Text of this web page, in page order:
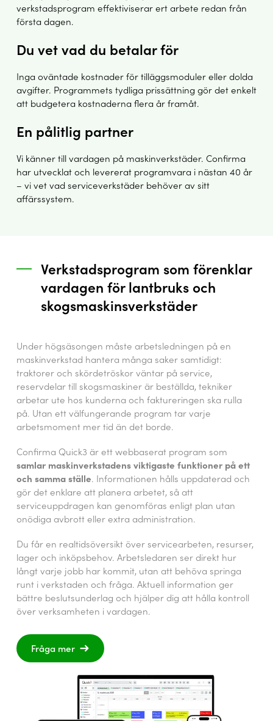
verkstadsprogram effektiviserar ert arbete redan från
första dagen.
Du vet vad du betalar för
Inga oväntade kostnader för tilläggsmoduler eller dolda
avgifter. Programmets tydliga prissättning gör det enkelt
att budgetera kostnaderna flera år framåt.
En pålitlig partner
Vi känner till vardagen på maskinverkstäder. Confirma
har utvecklat och levererat programvara i nästan 40 år
– vi vet vad serviceverkstäder behöver av sitt
affärssystem.
Verkstadsprogram som förenklar
vardagen för lantbruks och
skogsmaskinsverkstäder
Under högsäsongen måste arbetsledningen på en
maskinverkstad hantera många saker samtidigt:
traktorer och skördetröskor väntar på service,
reservdelar till skogsmaskiner är beställda, tekniker
arbetar ute hos kunderna och faktureringen ska rulla
på. Utan ett välfungerande program tar varje
arbetsmoment mer tid än det borde.
Confirma Quick3 är ett webbaserat program som
samlar maskinverkstadens viktigaste funktioner på ett
och samma ställe. Informationen hålls uppdaterad och
gör det enklare att planera arbetet, så att
serviceuppdragen kan genomföras enligt plan utan
onödiga avbrott eller extra administration.
Du får en realtidsöversikt över servicearbeten, resurser,
lager och inköpsbehov. Arbetsledaren ser direkt hur
långt varje jobb har kommit, utan att behöva springa
runt i verkstaden och fråga. Aktuell information ger
bättre beslutsunderlag och hjälper dig att hålla kontroll
över verksamheten i vardagen.
Fråga mer